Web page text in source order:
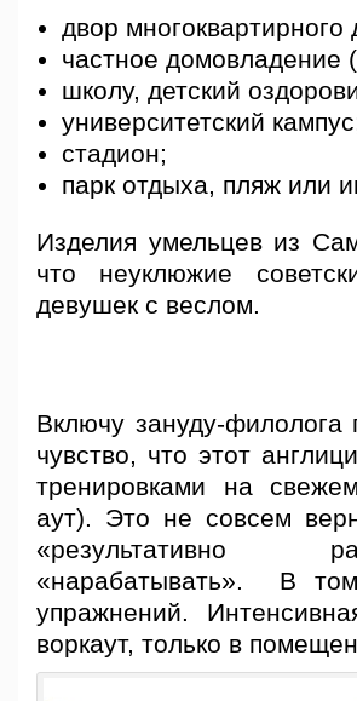
двор многоквартирного
частное домовладение
школу, детский
университетский
стадион;
парк отдыха, пляж или
Изделия умельцев из
что неуклюжие
девушек с веслом.
Включу зануду-филолога
чувство, что этот
тренировками на
аут). Это не совсем
«результативно
«нарабатывать». В
упражнений.
воркаут, только в